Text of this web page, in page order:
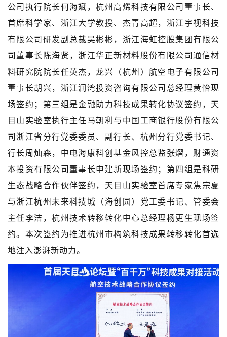
公司执行院长何海斌，杭州高烯科技有限公司董事长、
首席科学家、浙江大学教授、杰青高超，浙江宇视科技
有限公司研发副总裁吴彬彬，浙江海虹控股集团有限公
司董事长陈海贤，浙江华正新材料股份有限公司通信材
料研究院院长任英杰，龙兴（杭州）航空电子有限公司
董事长胡兴，浙江润湾投资咨询有限公司总经理黄怡现
场签约；第三组是金融助力科技成果转化协议签约，天
目山实验室执行主任马朝利与中国工商银行股份有限公
司浙江省分行党委委员、副行长、杭州分行党委书记、
行长周灿森，中电海康科创基金风控总监张熠，财通资
本投资有限公司董事长申建新现场签约；第四组是科研
生态战略合作伙伴签约，天目山实验室首席专家焦宗夏
与浙江杭州未来科技城（海创园）党工委书记、管委会
主任李洁，杭州技术转移转化中心总经理杨更生现场签
约。本次签约为推进杭州市构筑科技成果转移转化首选
地注入澎湃新动力。